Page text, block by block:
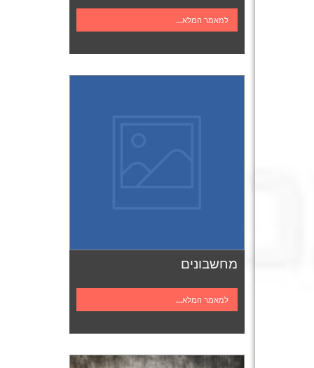
למאמר המלא...
מחשבונים
למאמר המלא...